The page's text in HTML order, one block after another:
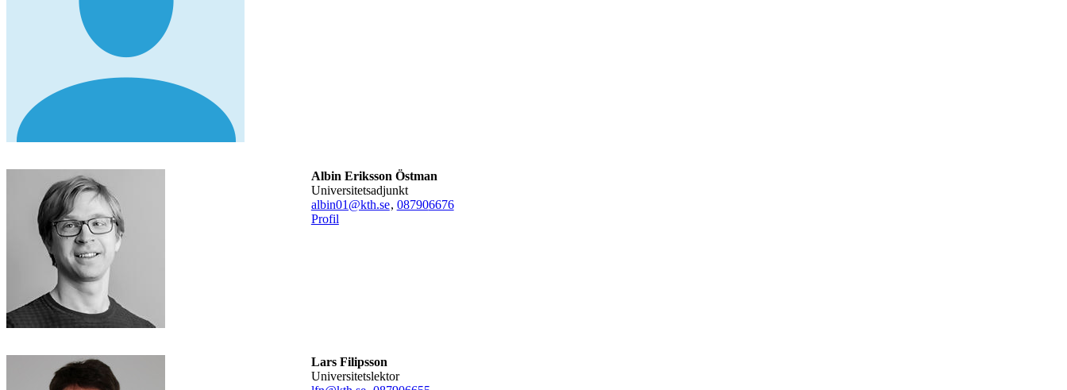
Albin Eriksson Östman
universitetsadjunkt
albin01@kth.se, 087906676
Profil
Lars Filipsson
universitetslektor